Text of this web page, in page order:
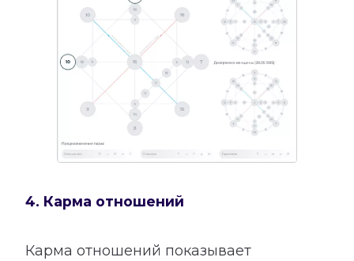
4. Карма отношений
Карма отношений показывает